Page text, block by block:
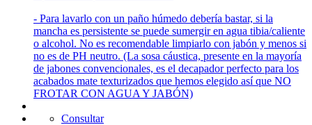
- Para lavarlo con un paño húmedo debería bastar, si la
mancha es persistente se puede sumergir en agua tibia/caliente
o alcohol. No es recomendable limpiarlo con jabón y menos si
no es de PH neutro. (La sosa cáustica, presente en la mayoría
de jabones convencionales, es el decapador perfecto para los
acabados mate texturizados que hemos elegido así que NO
FROTAR CON AGUA Y JABÓN)
Consultar